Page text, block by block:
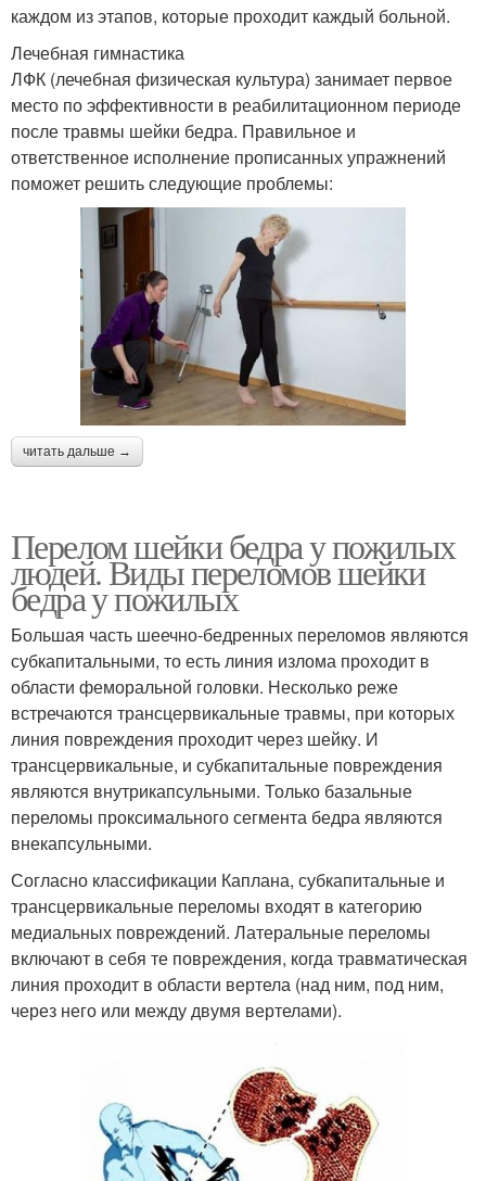
каждом из этапов, которые проходит каждый больной.
Лечебная гимнастика
ЛФК (лечебная физическая культура) занимает первое
место по эффективности в реабилитационном периоде
после травмы шейки бедра. Правильное и
ответственное исполнение прописанных упражнений
поможет решить следующие проблемы:
читать дальше →
Перелом шейки бедра у пожилых
людей. Виды переломов шейки
бедра у пожилых
Большая часть шеечно-бедренных переломов являются
субкапитальными, то есть линия излома проходит в
области феморальной головки. Несколько реже
встречаются трансцервикальные травмы, при которых
линия повреждения проходит через шейку. И
трансцервикальные, и субкапитальные повреждения
являются внутрикапсульными. Только базальные
переломы проксимального сегмента бедра являются
внекапсульными.
Согласно классификации Каплана, субкапитальные и
трансцервикальные переломы входят в категорию
медиальных повреждений. Латеральные переломы
включают в себя те повреждения, когда травматическая
линия проходит в области вертела (над ним, под ним,
через него или между двумя вертелами).